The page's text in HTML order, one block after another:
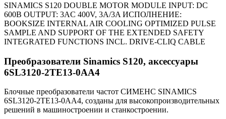
SINAMICS S120 DOUBLE MOTOR MODULE INPUT: DC
600В OUTPUT: 3AC 400V, 3A/3A ИСПОЛНЕНИЕ:
BOOKSIZE INTERNAL AIR COOLING OPTIMIZED PULSE
SAMPLE AND SUPPORT OF THE EXTENDED SAFETY
INTEGRATED FUNCTIONS INCL. DRIVE-CLIQ CABLE
Преобразователи Sinamics S120, аксессуары
6SL3120-2TE13-0AA4
Блочные преобразователи частот СИМЕНС SINAMICS
6SL3120-2TE13-0AA4, созданы для высокопроизводительных
решений в машиностроении и станкостроении.